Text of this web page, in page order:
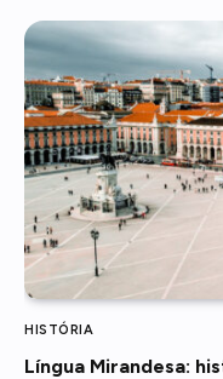
HISTÓRIA
Língua Mirandesa: